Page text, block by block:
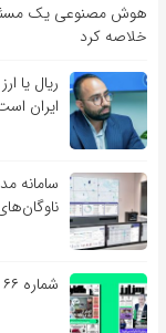
خلاصه کرد
ریال یا
ایران
سامانه
شماره ۶۶ هفته‌نامه کارنگ و رمزارز شماره ۳۶ منتشر شد